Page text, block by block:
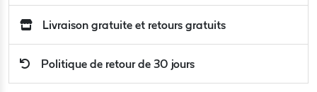
Livraison gratuite et retours gratuits
Politique de retour de 30 jours